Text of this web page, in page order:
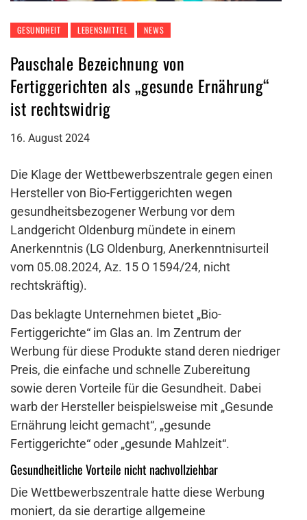
GESUNDHEIT LEBENSMITTEL NEWS
Pauschale Bezeichnung von
Fertiggerichten als „gesunde Ernährung“
ist rechtswidrig
16. August 2024
Die Klage der Wettbewerbszentrale gegen einen
Hersteller von Bio-Fertiggerichten wegen
gesundheitsbezogener Werbung vor dem
Landgericht Oldenburg mündete in einem
Anerkenntnis (LG Oldenburg, Anerkenntnisurteil
vom 05.08.2024, Az. 15 O 1594/24, nicht
rechtskräftig).
Das beklagte Unternehmen bietet „Bio-
Fertiggerichte“ im Glas an. Im Zentrum der
Werbung für diese Produkte stand deren niedriger
Preis, die einfache und schnelle Zubereitung
sowie deren Vorteile für die Gesundheit. Dabei
warb der Hersteller beispielsweise mit „Gesunde
Ernährung leicht gemacht“, „gesunde
Fertiggerichte“ oder „gesunde Mahlzeit“.
Gesundheitliche Vorteile nicht nachvollziehbar
Die Wettbewerbszentrale hatte diese Werbung
moniert, da sie derartige allgemeine